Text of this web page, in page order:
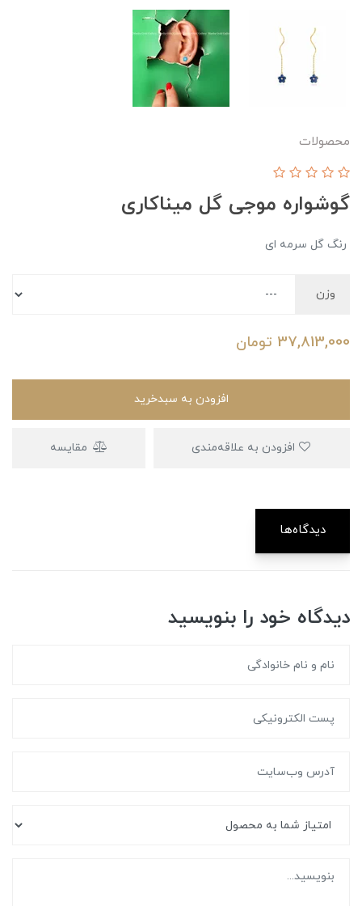
محصولات
گوشواره موجی گل میناکاری
رنگ گل سرمه ای
وزن
37,813,000 تومان
افزودن به سبدخرید
مقایسه
دیدگاه‌ها
دیدگاه خود را بنویسید